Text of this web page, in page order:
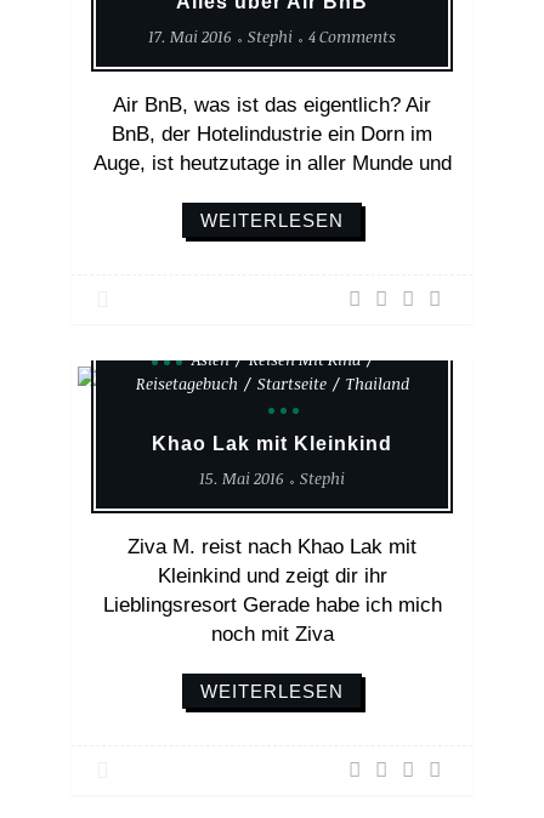
17. Mai 2016 Stephi 4 Comments
Air BnB, was ist das eigentlich? Air
BnB, der Hotelindustrie ein Dorn im
Auge, ist heutzutage in aller Munde und
WEITERLESEN
Asien
Reisen Mit Kind
Reisetagebuch
Startseite Thailand
Khao Lak mit Kleinkind
15. Mai 2016 Stephi
Ziva M. reist nach Khao Lak mit
Kleinkind und zeigt dir ihr
Lieblingsresort Gerade habe ich mich
noch mit Ziva
WEITERLESEN